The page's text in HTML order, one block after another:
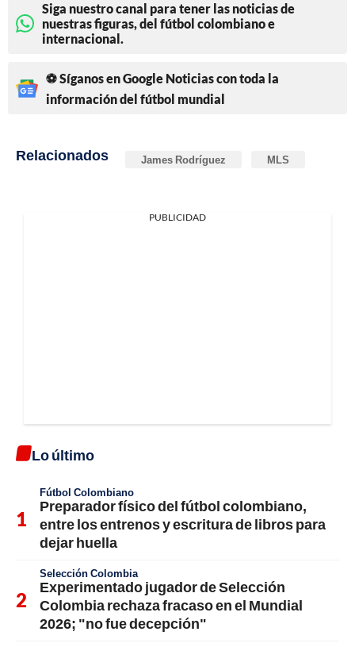
Siga nuestro canal para tener las noticias de
nuestras figuras, del fútbol colombiano e
internacional.
⚽ Síganos en Google Noticias con toda la
información del fútbol mundial
Relacionados James Rodríguez MLS
PUBLICIDAD
Lo último
Fútbol Colombiano
Preparador físico del fútbol colombiano,
entre los entrenos y escritura de libros para
dejar huella
Selección Colombia
Experimentado jugador de Selección
Colombia rechaza fracaso en el Mundial
2026; "no fue decepción"